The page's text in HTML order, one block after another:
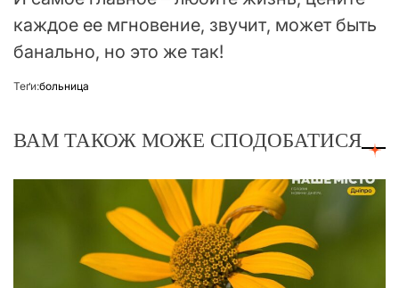
каждое ее мгновение, звучит, может быть
банально, но это же так!
Теґи:больница
ВАМ ТАКОЖ МОЖЕ СПОДОБАТИСЯ